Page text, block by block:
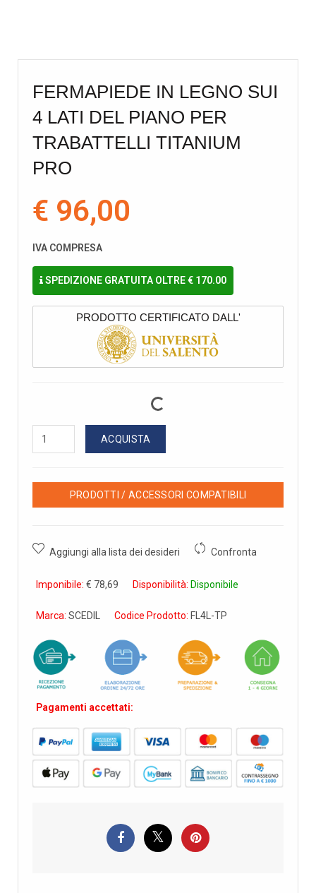
FERMAPIEDE IN LEGNO SUI
4 LATI DEL PIANO PER
TRABATTELLI TITANIUM
PRO
€ 96,00
IVA COMPRESA
SPEDIZIONE GRATUITA OLTRE € 170.00
PRODOTTO CERTIFICATO DALL'
ACQUISTA
PRODOTTI / ACCESSORI COMPATIBILI
Aggiungi alla lista dei desideri Confronta
Imponibile: € 78,69 Disponibilità: Disponibile
Marca: SCEDIL Codice Prodotto: FL4L-TP
Pagamenti accettati: